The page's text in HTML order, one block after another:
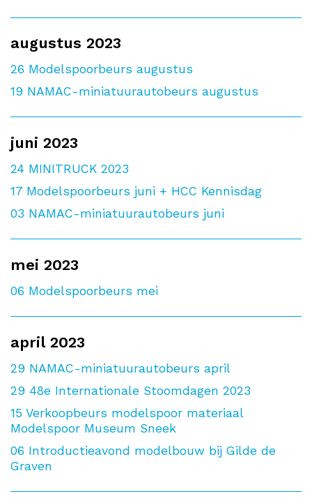
augustus 2023
26 Modelspoorbeurs augustus
19 NAMAC-miniatuurautobeurs augustus
juni 2023
24 MINITRUCK 2023
17 Modelspoorbeurs juni + HCC Kennisdag
03 NAMAC-miniatuurautobeurs juni
mei 2023
06 Modelspoorbeurs mei
april 2023
29 NAMAC-miniatuurautobeurs april
29 48e Internationale Stoomdagen 2023
15 Verkoopbeurs modelspoor materiaal
Modelspoor Museum Sneek
06 Introductieavond modelbouw bij Gilde de
Graven